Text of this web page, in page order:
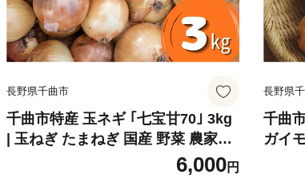
長野県千曲市
千曲市特産 玉ネギ ｢七宝甘70｣ 3kg
| 玉ねぎ たまねぎ 国産 野菜 農家直
送 甘い 信州 千曲 長野 長野県6,000円
長野県
千曲
ガイ